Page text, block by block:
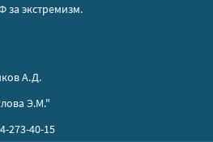
за экстремизм.
А.Д.
Э.М."
273-40-15